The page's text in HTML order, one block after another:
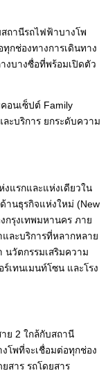
ถานีรถไฟฟ้าบางโพ
กช่องทางการเดินทาง
งบางซื่อที่พร้อมเปิดตัว
อนเซ็ปต์ Family
ะบริการ ยกระดับความ
แรกและแห่งเดียวใน
านธุรกิจแห่งใหม่ (New
กรุงเทพมหานคร ภาย
ละบริการที่หลากหลาย
วัตกรรมเสริมความ
เทนเมนท์โซน และโรง
ย 2 ใกล้กับสถานี
โพที่จะเชื่อมต่อทุกช่อง
สาร รถโดยสาร